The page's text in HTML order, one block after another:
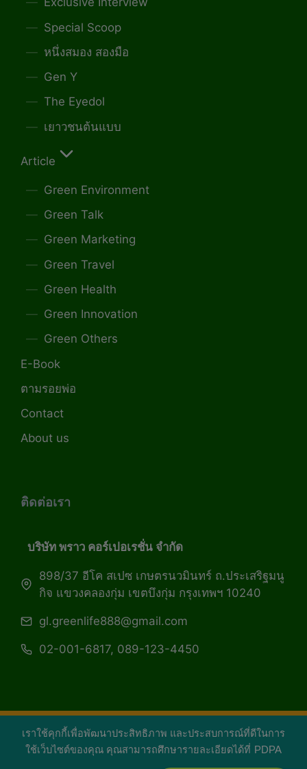
เราใช้คุกกี้เพื่อพัฒนาประสิทธิภาพ และประสบการณ์ที่ดีในการ
ใช้เว็บไซต์ของคุณ คุณสามารถศึกษารายละเอียดได้ที่ PDPA
Special Scoop
หนึ่งสมอง สองมือ
Gen Y
The Eyedol
เยาวชนต้นแบบ
Article
Green Environment
Green Talk
Green Marketing
Green Travel
Green Health
Green Innovation
Green Others
E-Book
ตามรอยพ่อ
Contact
About us
ติดต่อเรา
บริษัท พราว คอร์เปอเรชั่น จำกัด
898/37 อีโค สเปซ เกษตรนวมินทร์ ถ.ประเสริฐมนู
กิจ แขวงคลองกุ่ม เขตบึงกุ่ม กรุงเทพฯ 10240
gl.greenlife888@gmail.com
02-001-6817, 089-123-4450
Copyright 2026 — Green Life Plus mag | กรีน
ไลฟ์พลัส หนังสือมีชีวิต